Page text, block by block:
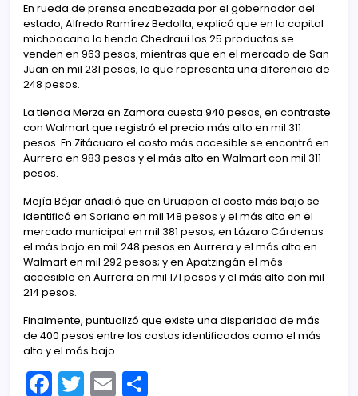
En rueda de prensa encabezada por el gobernador del
estado, Alfredo Ramírez Bedolla, explicó que en la capital
michoacana la tienda Chedraui los 25 productos se
venden en 963 pesos, mientras que en el mercado de San
Juan en mil 231 pesos, lo que representa una diferencia de
248 pesos.
La tienda Merza en Zamora cuesta 940 pesos, en contraste
con Walmart que registró el precio más alto en mil 311
pesos. En Zitácuaro el costo más accesible se encontró en
Aurrera en 983 pesos y el más alto en Walmart con mil 311
pesos.
Mejía Béjar añadió que en Uruapan el costo más bajo se
identificó en Soriana en mil 148 pesos y el más alto en el
mercado municipal en mil 381 pesos; en Lázaro Cárdenas
el más bajo en mil 248 pesos en Aurrera y el más alto en
Walmart en mil 292 pesos; y en Apatzingán el más
accesible en Aurrera en mil 171 pesos y el más alto con mil
214 pesos.
Finalmente, puntualizó que existe una disparidad de más
de 400 pesos entre los costos identificados como el más
alto y el más bajo.
F T E